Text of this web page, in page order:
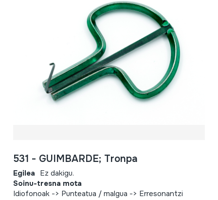
531 - GUIMBARDE; Tronpa
Egilea Ez dakigu.
Soinu-tresna mota
Idiofonoak -> Punteatua / malgua -> Erresonantzi